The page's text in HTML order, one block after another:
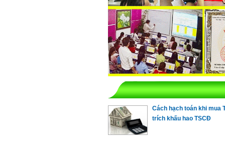
Cách hạch toán khi mua
trích khấu hao TSCĐ